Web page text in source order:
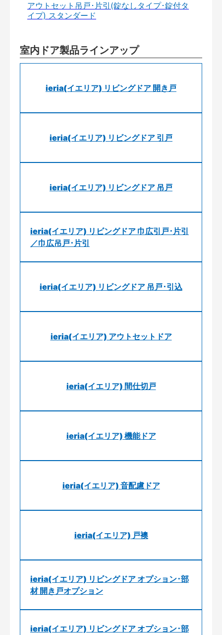
アウトセット吊戸･片引(錠なしタイプ･錠付タ
イプ) スタンダード
室内ドア製品ラインアップ
ieria(イエリア) リビングドア 開き戸
ieria(イエリア) リビングドア 引戸
ieria(イエリア) リビングドア 吊戸
ieria(イエリア) リビングドア 巾広引戸･片引
／巾広吊戸･片引
ieria(イエリア) リビングドア 吊戸･引込
ieria(イエリア) アウトセットドア
ieria(イエリア) 間仕切戸
ieria(イエリア) 機能ドア
ieria(イエリア) 音配慮ドア
ieria(イエリア) 戸襖
ieria(イエリア) リビングドア オプション･部
材 開き戸オプション
ieria(イエリア) リビングドア オプション･部